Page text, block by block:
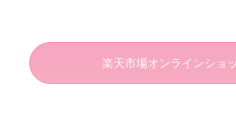
楽天市場オンラインショ